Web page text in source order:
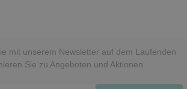
mit unserem Newsletter auf dem Laufenden
Sie zu Angeboten und Aktionen